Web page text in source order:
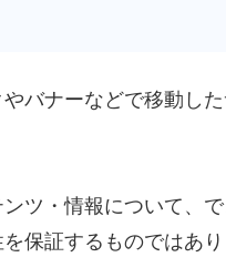
バナーなどで移動し
ツ・情報について、
保証するものではあ